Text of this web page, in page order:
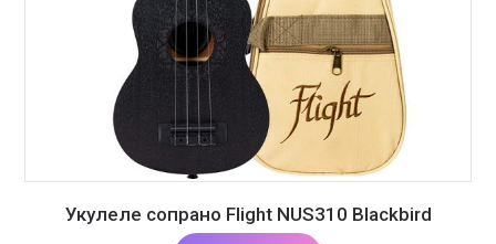
Укулеле сопрано Flight NUS310 Blackbird